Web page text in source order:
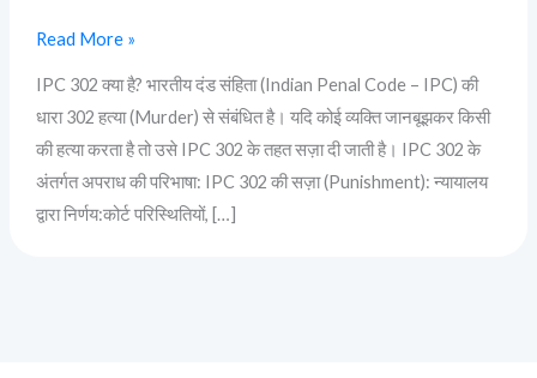
Read More »
IPC 302 क्या है? भारतीय दंड संहिता (Indian Penal Code – IPC) की
धारा 302 हत्या (Murder) से संबंधित है। यदि कोई व्यक्ति जानबूझकर किसी
की हत्या करता है तो उसे IPC 302 के तहत सज़ा दी जाती है। IPC 302 के
अंतर्गत अपराध की परिभाषा: IPC 302 की सज़ा (Punishment): न्यायालय
द्वारा निर्णय:कोर्ट परिस्थितियों, […]